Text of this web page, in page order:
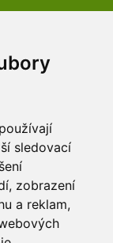
sledovací
zobrazení
a reklam,
Youtube kanál arboreta